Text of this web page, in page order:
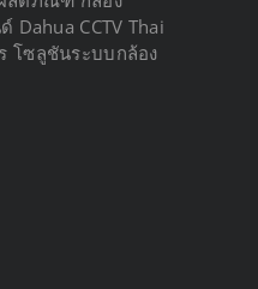
Dahua CCTV Thai
โซลูชันระบบกล้อง